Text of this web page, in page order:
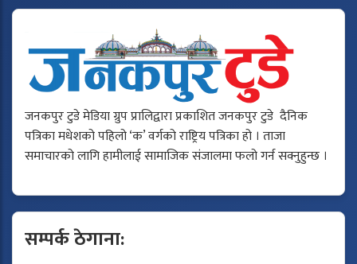
जनकपुर टुडे मेडिया ग्रुप प्रालिद्वारा प्रकाशित जनकपुर टुडे दैनिक
पत्रिका मधेशको पहिलो ‘क’ वर्गको राष्ट्रिय पत्रिका हो । ताजा
समाचारको लागि हामीलाई सामाजिक संजालमा फलो गर्न सक्नुहुन्छ ।
सम्पर्क ठेगाना: